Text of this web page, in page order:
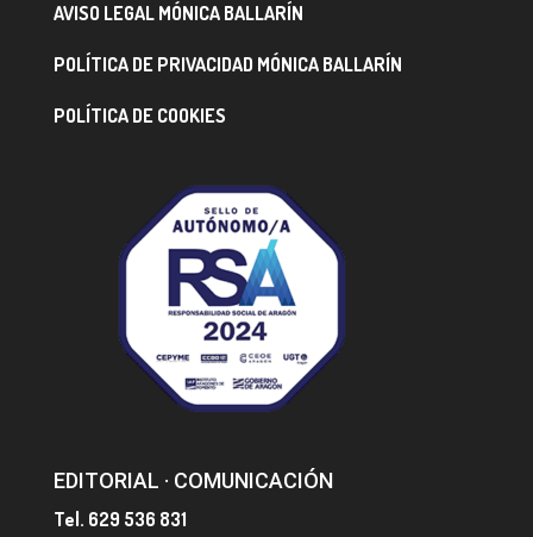
AVISO LEGAL MÓNICA BALLARÍN
POLÍTICA DE PRIVACIDAD MÓNICA BALLARÍN
POLÍTICA DE COOKIES
EDITORIAL · COMUNICACIÓN
Tel. 629 536 831